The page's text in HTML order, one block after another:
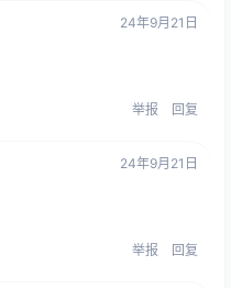
24年9月21日
举报 回复
24年9月21日
举报 回复